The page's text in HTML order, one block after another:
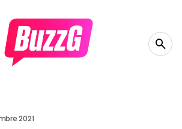
2021